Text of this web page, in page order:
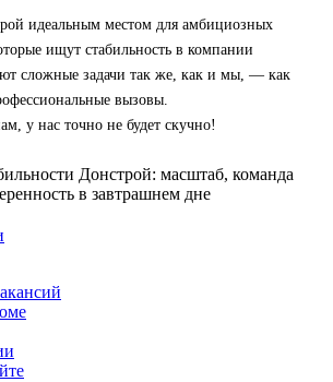
идеальным местом для амбициозных
ищут стабильность в компании
сложные задачи так же, как и мы, — как
вызовы.
у нас точно не будет скучно!